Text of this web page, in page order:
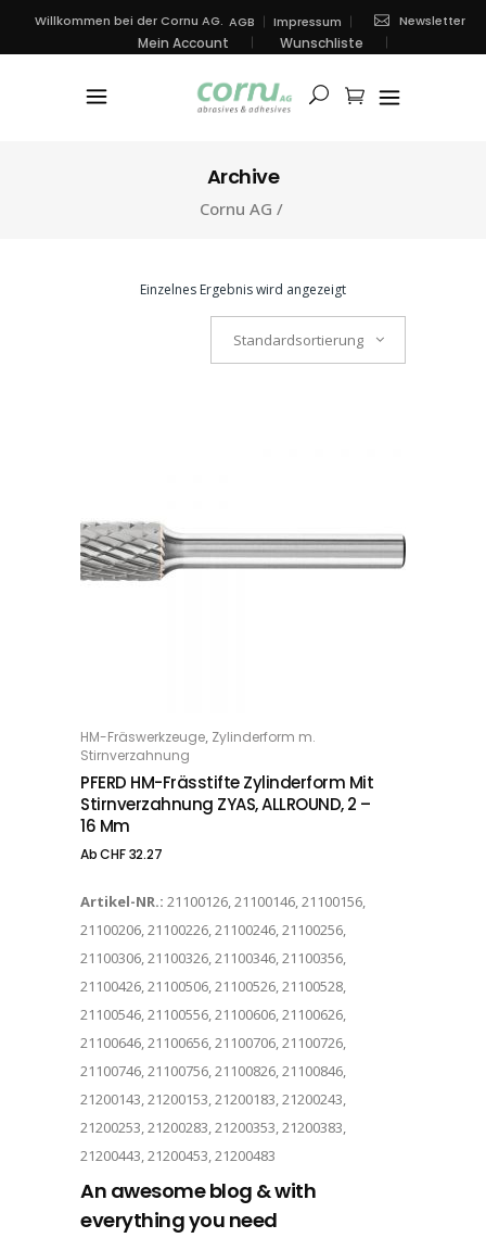
Willkommen bei der Cornu AG. AGB Impressum Newsletter
Mein Account Wunschliste
Archive
Cornu AG /
Einzelnes Ergebnis wird angezeigt
Standardsortierung
OPTIONS
HM-Fräswerkzeuge, Zylinderform m.
Stirnverzahnung
PFERD HM-Frässtifte Zylinderform Mit
Stirnverzahnung ZYAS, ALLROUND, 2 –
16 Mm
AbCHF32.27
Artikel-NR.: 21100126, 21100146, 21100156,
21100206, 21100226, 21100246, 21100256,
21100306, 21100326, 21100346, 21100356,
21100426, 21100506, 21100526, 21100528,
21100546, 21100556, 21100606, 21100626,
21100646, 21100656, 21100706, 21100726,
21100746, 21100756, 21100826, 21100846,
21200143, 21200153, 21200183, 21200243,
21200253, 21200283, 21200353, 21200383,
21200443, 21200453, 21200483
An awesome blog & with
everything you need